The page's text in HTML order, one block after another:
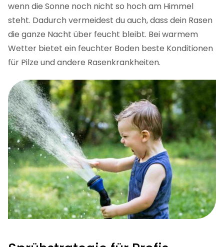
wenn die Sonne noch nicht so hoch am Himmel
steht. Dadurch vermeidest du auch, dass dein Rasen
die ganze Nacht über feucht bleibt. Bei warmem
Wetter bietet ein feuchter Boden beste Konditionen
für Pilze und andere Rasenkrankheiten.